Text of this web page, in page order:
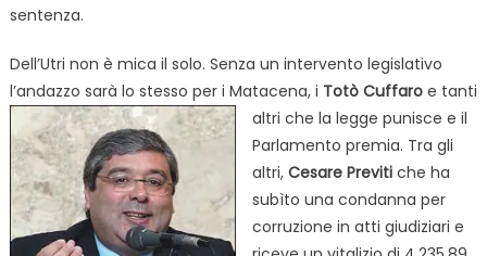
sentenza.
Dell’Utri non è mica il solo. Senza un intervento legislativo
l’andazzo sarà lo stesso per i Matacena, i Totò Cuffaroe tanti
altri che la legge punisce e il
Parlamento premia. Tra gli
altri, Cesare Previtiche ha
subìto una condanna per
corruzione in atti giudiziari e